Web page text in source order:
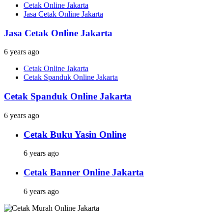
Cetak Online Jakarta
Jasa Cetak Online Jakarta
Jasa Cetak Online Jakarta
6 years ago
Cetak Online Jakarta
Cetak Spanduk Online Jakarta
Cetak Spanduk Online Jakarta
6 years ago
Cetak Buku Yasin Online
6 years ago
Cetak Banner Online Jakarta
6 years ago